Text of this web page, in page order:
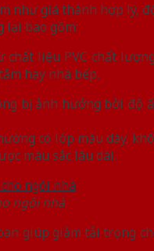
như giá thành hợp lý,
lại bao gồm:
liệu PVC chất
hay nhà bếp.
bị ảnh hưởng bởi độ
có lớp màu dày,
màu sắc lâu dài.
ngôi nhà
giúp giảm tải trọng